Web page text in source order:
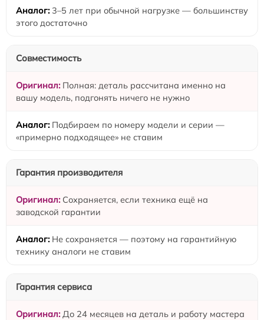
3–5 лет при обычной нагрузке — большинству
этого достаточно
Совместимость
Полная: деталь рассчитана именно на
вашу модель, подгонять ничего не нужно
Подбираем по номеру модели и серии —
«примерно подходящее» не ставим
Гарантия производителя
Сохраняется, если техника ещё на
заводской гарантии
Не сохраняется — поэтому на гарантийную
технику аналоги не ставим
Гарантия сервиса
До 24 месяцев на деталь и работу мастера